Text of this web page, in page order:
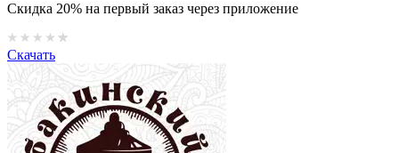
Скидка 20% на первый заказ через приложение
Скачать